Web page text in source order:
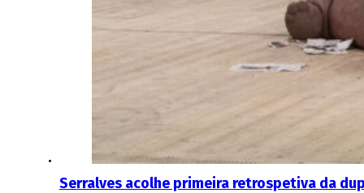
Serralves acolhe primeira retrospetiva da